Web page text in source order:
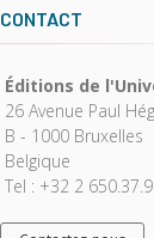
CONTACT
Éditions de
26 Avenue Paul
B - 1000 Bruxelles
Belgique
Tel : +32 2